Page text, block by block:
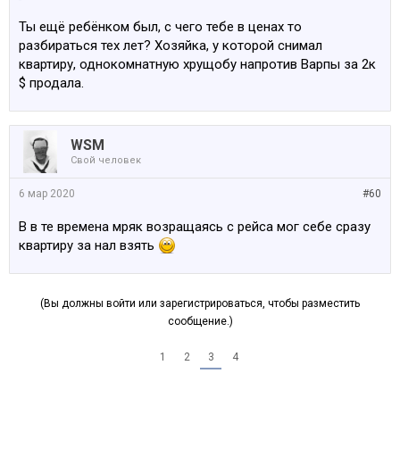
Ты ещё ребёнком был, с чего тебе в ценах то
разбираться тех лет? Хозяйка, у которой снимал
квартиру, однокомнатную хрущобу напротив Варпы за 2к
$ продала.
WSM
Свой человек
#60
6 мар 2020
В в те времена мряк возращаясь с рейса мог себе сразу
квартиру за нал взять
(Вы должны войти или зарегистрироваться, чтобы разместить
сообщение.)
1 2 3 4